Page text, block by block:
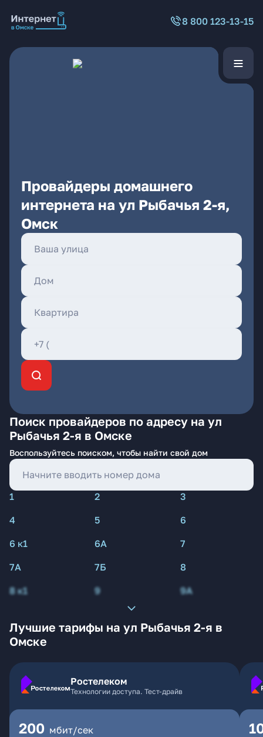
8 800 123-13-15
Провайдеры домашнего
интернета на ул Рыбачья 2-я,
Омск
Поиск провайдеров по адресу на ул
Рыбачья 2-я в Омске
Воспользуйтесь поиском, чтобы найти свой дом
1 2
3
4
5
6
6 к1
6А
7
7А
7Б
8
8 к1
9 9А
Лучшие тарифы на ул Рыбачья 2-я в
Омске
Ростелеком
Технологии доступа. Тест-драйв
200 мбит/сек